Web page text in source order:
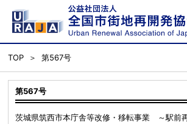
TOP 第567号
第567号
茨城県筑西市本庁舎等改修・移転事業 ～駅前